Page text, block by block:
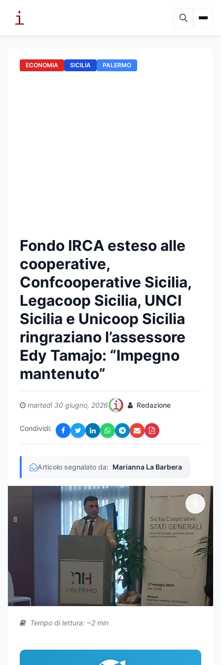
ECONOMIA SICILIA PALERMO
Fondo IRCA esteso alle
cooperative,
Confcooperative Sicilia,
Legacoop Sicilia, UNCI
Sicilia e Unicoop Sicilia
ringraziano l’assessore
Edy Tamajo: “Impegno
mantenuto”
martedì 30 giugno, 2026 Redazione
Condividi:
Articolo segnalato da: Marianna La Barbera
Tempo di lettura: ~2 min